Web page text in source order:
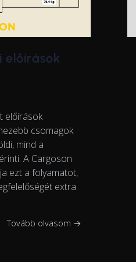
előírások
előírások
csomagok
mind a
A Cargoson
ezt a folyamatot,
extra
Tovább olvasom →